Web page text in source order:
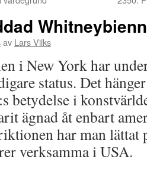
av Lars Vilks
i New York har
status. Det
betydelse i
ägnad åt enbart
har man lättat
verksamma i USA.